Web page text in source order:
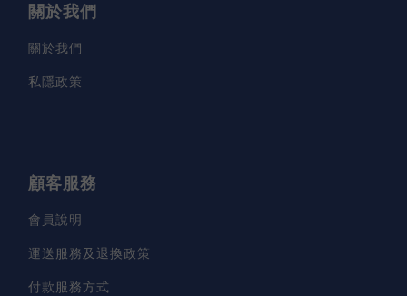
關於我們
關於我們
私隱政策
顧客服務
會員說明
運送服務及退換政策
付款服務方式